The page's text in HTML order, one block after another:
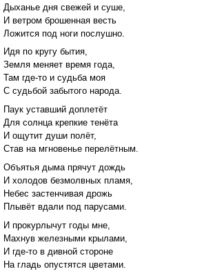
Дыханье дня свежей и суше,
И ветром брошенная весть
Ложится под ноги послушно.
Идя по кругу бытия,
Земля меняет время года,
Там где-то и судьба моя
С судьбой забытого народа.
Паук уставший доплетёт
Для солнца крепкие тенёта
И ощутит души полёт,
Став на мгновенье перелётным.
Объятья дыма прячут дождь
И холодов безмолвных пламя,
Небес застенчивая дрожь
Плывёт вдали под парусами.
И прокурлычут годы мне,
Махнув железными крылами,
И где-то в дивной стороне
На гладь опустятся цветами.